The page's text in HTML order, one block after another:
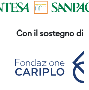
Con il sostegno di